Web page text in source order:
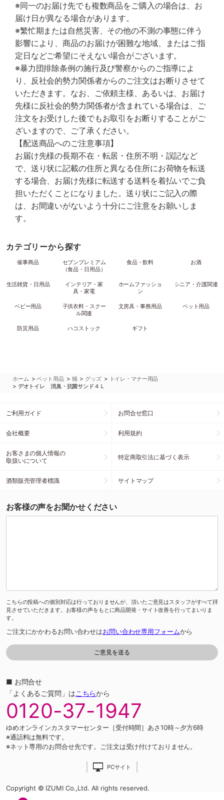
※同一のお届け先でも複数商品をご購入の場合は、お
届け日が異なる場合があります。
※繁忙期または自然災害、その他の不測の事態に伴う
影響により、商品のお届けが困難な地域、またはご指
定日などご希望にそえない場合がございます。
※暴力団排除条例の施行及び警察からのご指導によ
り、反社会的勢力関係者からのご注文はお断りさせて
いただきます。なお、ご依頼主様、あるいは、お届け
先様に反社会的勢力関係者が含まれている場合は、ご
注文をお受けした後でもお取引をお断りすることがご
ざいますので、ご了承ください。
【配送商品へのご注意事項】
お届け先様の長期不在・転居・住所不明・誤記など
で、送り状に記載の住所と異なる住所にお荷物を転送
する場合、お届け先様に転送する送料を着払いでご負
担いただくことになりました。送り状にご記入の際
は、お間違いがないよう十分にご注意をお願いしま
す。
カテゴリーから探す
催事商品
セブンプレミアム
（食品・日用品）
食品・飲料 お酒
生活雑貨・日用品
インテリア・家
具・家電
ホームファッショ
ン
シニア・介護関連
ベビー用品
子供衣料・スクー
ル関連
文房具・事務用品 ペット用品
防災用品 ハコストック ギフト
ホーム >ペット用品 > 猫 > グッズ > トイレ・マナー用品
> デオトイレ 消臭・抗菌サンド４Ｌ
ご利用ガイド お問合せ窓口
会社概要 利用規約
お客さまの個人情報の
取扱いについて
特定商取引法に基づく表示
酒類販売管理者標識 サイトマップ
お客様の声をお聞かせください
こちらの投稿への個別対応は行っておりませんが、頂いたご意見はスタッフがすべて拝
見させていただきます。お客様の声をもとに商品開発・サイト改善を行ってまいりま
す。
ご注文にかかわるお問い合わせはお問い合わせ専用フォームから
■ お問合せ
「よくあるご質問」はこちらから
0120-37-1947
ゆめオンラインカスタマーセンター［受付時間］あさ10時～夕方6時
※通話料は無料です。
※ネット専用のお問合せ先です。ご注文は受け付けておりません。
PCサイト
Copyright © IZUMI Co.,Ltd. All rights reserved.